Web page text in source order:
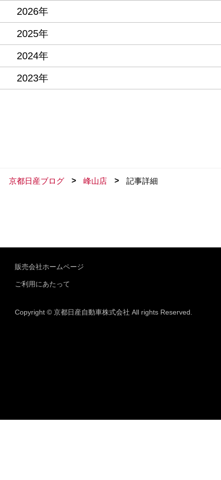
2026年
2025年
2024年
2023年
京都日産ブログ > 峰山店 > 記事詳細
販売会社ホームページ
ご利用にあたって
Copyright © 京都日産自動車株式会社 All rights Reserved.